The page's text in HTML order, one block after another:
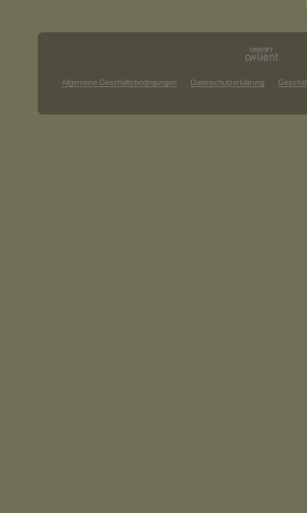
Allgemeine Geschäftsbedingungen Datenschutzerklärung